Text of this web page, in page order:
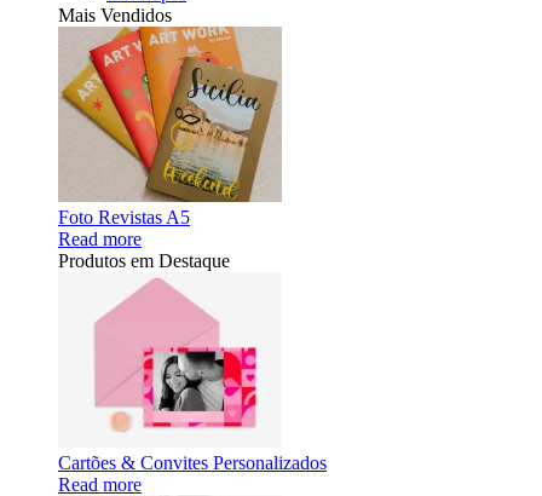
Mais Vendidos
Foto Revistas A5
Read more
Produtos em Destaque
Cartões & Convites Personalizados
Read more